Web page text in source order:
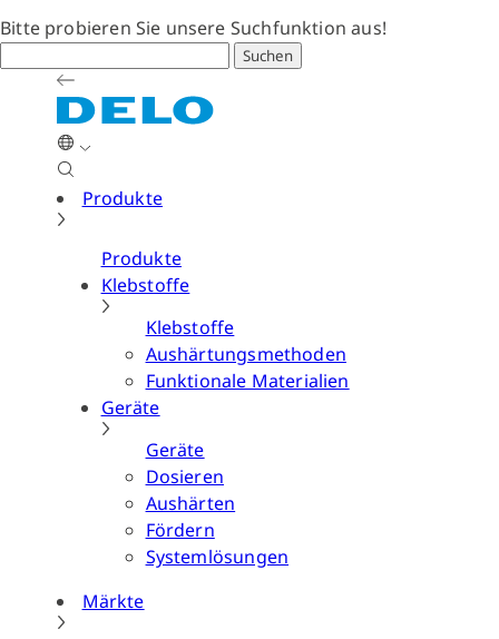
Bitte probieren Sie unsere Suchfunktion aus!
Suchen
Produkte
Produkte
Klebstoffe
Klebstoffe
Aushärtungsmethoden
Funktionale Materialien
Geräte
Geräte
Dosieren
Aushärten
Fördern
Systemlösungen
Märkte